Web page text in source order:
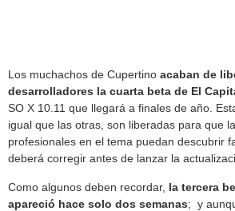
Los muchachos de Cupertino acaban de
desarrolladores la cuarta beta de El
SO X 10.11 que llegará a finales de año.
igual que las otras, son liberadas para que
profesionales en el tema puedan descubrir
deberá corregir antes de lanzar la
Como algunos deben recordar, la tercera
apareció hace solo dos semanas; y